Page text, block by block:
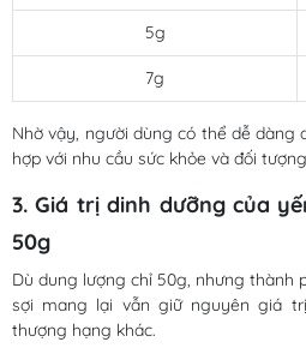
5g
7g
Nhờ vậy, người dùng có thể dễ dàng
hợp với nhu cầu sức khỏe và đối
3. Giá trị dinh dưỡng của
50g
Dù dung lượng chỉ 50g, nhưng thành
sợi mang lại vẫn giữ nguyên giá
thượng hạng khác.